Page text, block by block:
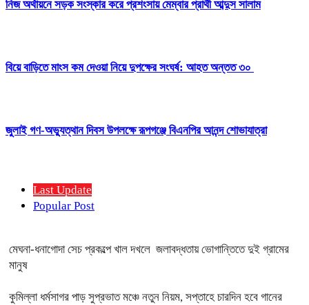
নিজ অর্থায়নে সড়ক সংস্কার করে প্রশংসায় মেম্বার প্রার্থী আব্দুস সালাম
বিয়ে বাড়িতে মাংস কম দেওয়া নিয়ে দুপক্ষের সংঘর্ষ: আহত অন্তত ৩০ ​
জুলাই গণ-অভ্যুত্থান দিবস উপলক্ষে রূপগঞ্জে বিএনপির আনন্দ শোভাযাত্রা
Last Update
Popular Post
মেঘনা-ধনাগোদা সেচ প্রকল্পে খাল দখলে জলাবদ্ধতায় ভোগান্তিতে দুই গ্রামের
মানুষ
কুমিল্লা ধর্মসাগর পাড় সুপ্রভাত মঞ্চে নতুন নিয়ম, সপ্তাহে চারদিন হবে গানের